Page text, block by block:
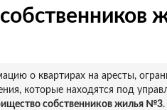
о квартирах на аресты,
которые находятся под
собственников жилья №3.